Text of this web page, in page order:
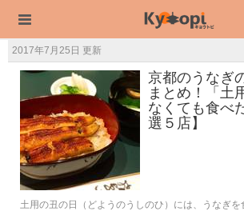
2017年7月25日 更新
京都のうなぎ
まとめ！「土
なくても食べ
選５店】
土用の丑の日（どようのうしのひ）には、うなぎ